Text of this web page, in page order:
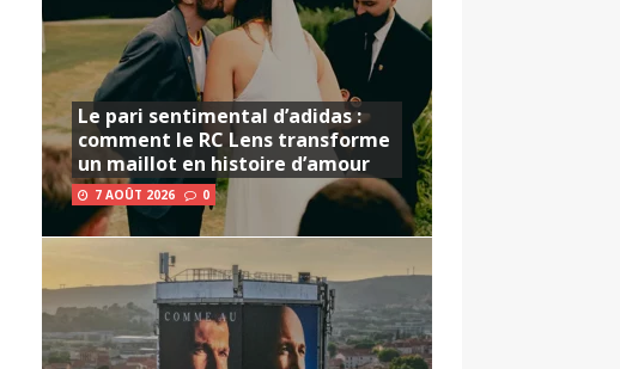
Le pari sentimental d’adidas :
comment le RC Lens transforme
un maillot en histoire d’amour
7 AOÛT 2026 0